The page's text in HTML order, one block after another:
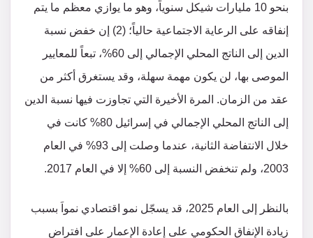
بنحو 10 مليارات شيكل سنوياً، وهو ما يوازي معظم ما يتم
إنفاقه على الرعاية الاجتماعية حالياً؛ (2) إن خفض نسبة
الدين إلى الناتج المحلي الإجمالي إلى 60%، تبعاً للمعايير
الموصى بها، لن يكون مهمة سهلة، وقد يستغرق أكثر من
عقد من الزمان. المرة الأخيرة التي تجاوزت فيها نسبة الدين
إلى الناتج المحلي الإجمالي في إسرائيل 80% كانت في
خلال الانتفاضة الثانية، عندما وصلت إلى 93% في العام
2003، ولم تنخفض النسبة إلى 60% إلا في العام 2017.
بالنظر إلى العام 2025، قد يسجّل نمو اقتصادي نمواَ بسبب
زيادة الإنفاق الحكومي على إعادة الإعمار على افتراض